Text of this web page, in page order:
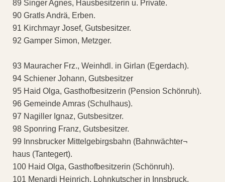
89 Singer Agnes, Hausbesitzerin u. Private.
90 Gratls Andrä, Erben.
91 Kirchmayr Josef, Gutsbesitzer.
92 Gamper Simon, Metzger.
93 Mauracher Frz., Weinhdl. in Girlan (Egerdach).
94 Schiener Johann, Gutsbesitzer
95 Haid Olga, Gasthofbesitzerin (Pension Schönruh).
96 Gemeinde Amras (Schulhaus).
97 Nagiller Ignaz, Gutsbesitzer.
98 Sponring Franz, Gutsbesitzer.
99 Innsbrucker Mittelgebirgsbahn (Bahnwächter¬
haus (Tantegert).
100 Haid Olga, Gasthofbesitzerin (Schönruh).
101 Menardi Heinrich, Lohnkutscher in Innsbruck.